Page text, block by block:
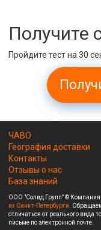
Получите
Пройдите тест на 30
ЧАВО
География доставки
Контакты
Отзывы о нас
База знаний
ООО "Солид Групп" © Компания
из Санкт-Петербурга.
отличаться от реального вида
письме по электронной почте.